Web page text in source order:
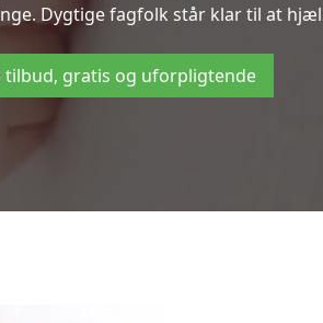
Dygtige fagfolk står klar til at
tilbud, gratis og uforpligtende